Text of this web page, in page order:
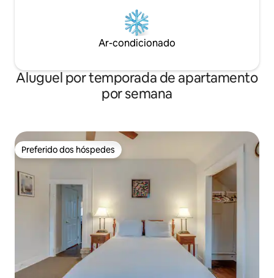
Ar-condicionado
Aluguel por temporada de apartamento
por semana
Preferido dos hóspedes
Preferido dos hóspedes